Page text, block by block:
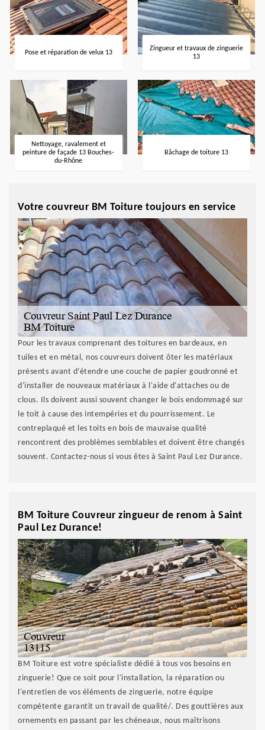
Pose et réparation de velux 13
Zingueur et travaux de zinguerie
13
Nettoyage, ravalement et
peinture de façade 13 Bouches-
du-Rhône
Bâchage de toiture 13
Votre couvreur BM Toiture toujours en service
Pour les travaux comprenant des toitures en bardeaux, en
tuiles et en métal, nos couvreurs doivent ôter les matériaux
présents avant d’étendre une couche de papier goudronné et
d'installer de nouveaux matériaux à l'aide d'attaches ou de
clous. Ils doivent aussi souvent changer le bois endommagé sur
le toit à cause des intempéries et du pourrissement. Le
contreplaqué et les toits en bois de mauvaise qualité
rencontrent des problèmes semblables et doivent être changés
souvent. Contactez-nous si vous êtes à Saint Paul Lez Durance.
BM Toiture Couvreur zingueur de renom à Saint
Paul Lez Durance!
BM Toiture est votre spécialiste dédié à tous vos besoins en
zinguerie! Que ce soit pour l'installation, la réparation ou
l'entretien de vos éléments de zinguerie, notre équipe
compétente garantit un travail de qualité/. Des gouttières aux
ornements en passant par les chéneaux, nous maîtrisons